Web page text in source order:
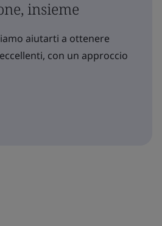
insieme
aiutarti a ottenere
con un approccio